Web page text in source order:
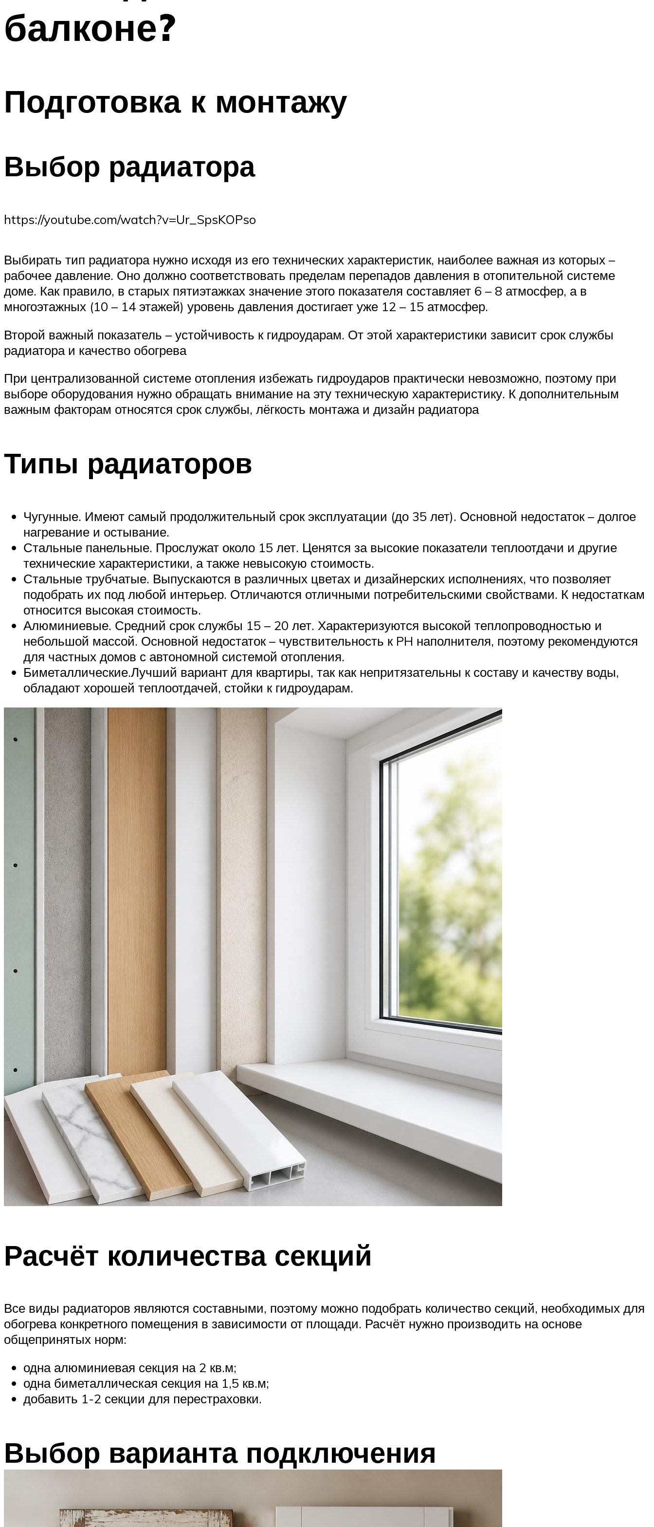
балконе?
Подготовка к монтажу
Выбор радиатора
https://youtube.com/watch?v=Ur_SpsKOPso
Выбирать тип радиатора нужно исходя из его технических характеристик, наиболее важная из которых –
рабочее давление. Оно должно соответствовать пределам перепадов давления в отопительной системе
доме. Как правило, в старых пятиэтажках значение этого показателя составляет 6 – 8 атмосфер, а в
многоэтажных (10 – 14 этажей) уровень давления достигает уже 12 – 15 атмосфер.
Второй важный показатель – устойчивость к гидроударам. От этой характеристики зависит срок службы
радиатора и качество обогрева
При централизованной системе отопления избежать гидроударов практически невозможно, поэтому при
выборе оборудования нужно обращать внимание на эту техническую характеристику. К дополнительным
важным факторам относятся срок службы, лёгкость монтажа и дизайн радиатора
Типы радиаторов
Чугунные. Имеют самый продолжительный срок эксплуатации (до 35 лет). Основной недостаток – долгое
нагревание и остывание.
Стальные панельные. Прослужат около 15 лет. Ценятся за высокие показатели теплоотдачи и другие
технические характеристики, а также невысокую стоимость.
Стальные трубчатые. Выпускаются в различных цветах и дизайнерских исполнениях, что позволяет
подобрать их под любой интерьер. Отличаются отличными потребительскими свойствами. К недостаткам
относится высокая стоимость.
Алюминиевые. Средний срок службы 15 – 20 лет. Характеризуются высокой теплопроводностью и
небольшой массой. Основной недостаток – чувствительность к PH наполнителя, поэтому рекомендуются
для частных домов с автономной системой отопления.
Биметаллические.Лучший вариант для квартиры, так как непритязательны к составу и качеству воды,
обладают хорошей теплоотдачей, стойки к гидроударам.
Расчёт количества секций
Все виды радиаторов являются составными, поэтому можно подобрать количество секций, необходимых для
обогрева конкретного помещения в зависимости от площади. Расчёт нужно производить на основе
общепринятых норм:
одна алюминиевая секция на 2 кв.м;
одна биметаллическая секция на 1,5 кв.м;
добавить 1-2 секции для перестраховки.
Выбор варианта подключения